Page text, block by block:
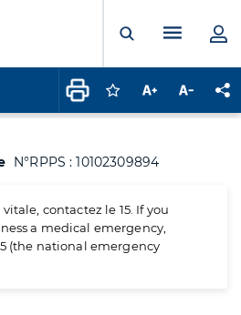
Ouvrir laMenu
Connectez-vous
Augmenter la
N°RPPS : 10102309894
contactez le 15. If you
a medical emergency,
(the national emergency